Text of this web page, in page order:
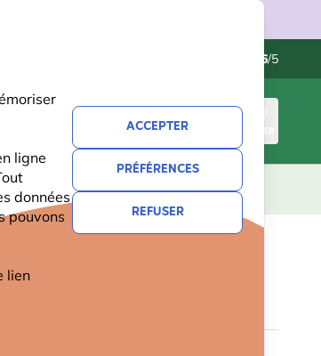
ligne
données
pouvons
lien
ACCEPTER
PRÉFÉRENCES
REFUSER
4.6/5
CONNEXION
NOUVEAUTÉS OFFRES
JUMELLES 8X42